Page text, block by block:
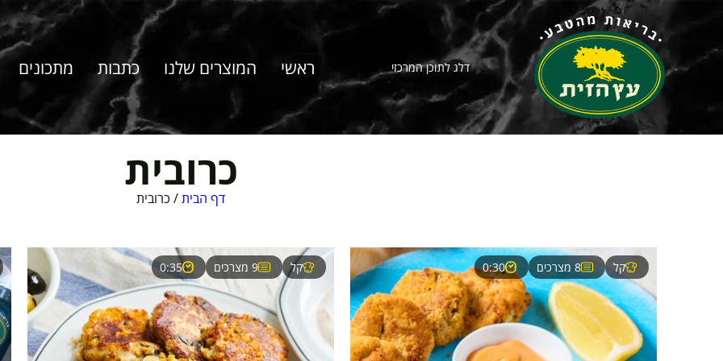
דלג לתוכן המרכזי ראשי המוצרים שלנו כתבות מתכונים
כרובית
דף הבית/ כרובית
קל 8 מצרכים 0:30 קל 9 מצרכים 0:35